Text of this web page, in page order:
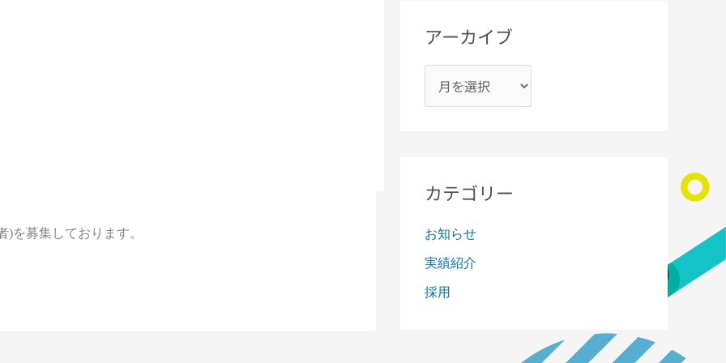
を募集しております。
アーカイブ
カテゴリー
お知らせ
実績紹介
採用